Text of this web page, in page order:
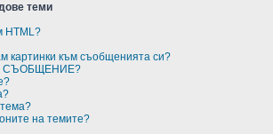
теми
HTML?
картинки към съобщенията си?
СЪОБЩЕНИЕ?
на темите?